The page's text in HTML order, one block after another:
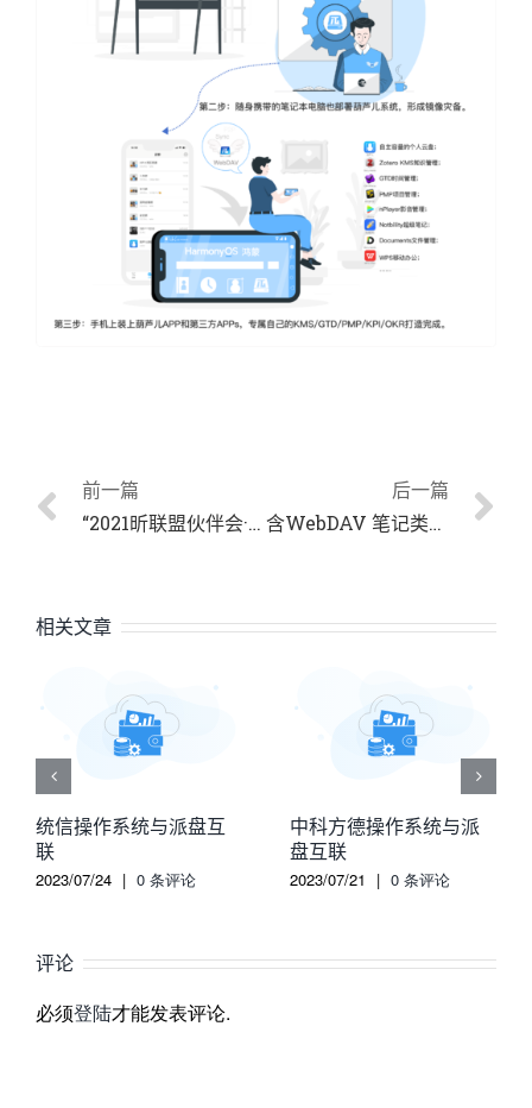
前一篇
“2021昕联盟伙伴会·深圳站” 葫芦儿助您开启数字人生
后一篇
含WebDAV 笔记类软件汇总
相关文章
统信操作系统与派盘互
联
2023/07/24 | 0 条评论
中科方德操作系统与派
盘互联
2023/07/21 | 0 条评论
评论
必须登陆才能发表评论.